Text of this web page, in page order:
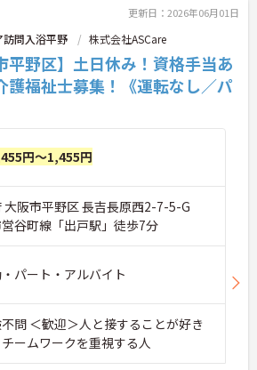
更新日：2026年06月01日
問入浴平野 株式会社ASCare
平野区】土日休み！資格手当あ
福祉士募集！《運転なし／パ
円～1,455円
大阪市平野区 長吉長原西2-7-5-G
谷町線「出戸駅」徒歩7分
パート・アルバイト
問 ＜歓迎＞人と接することが好き
ームワークを重視する人